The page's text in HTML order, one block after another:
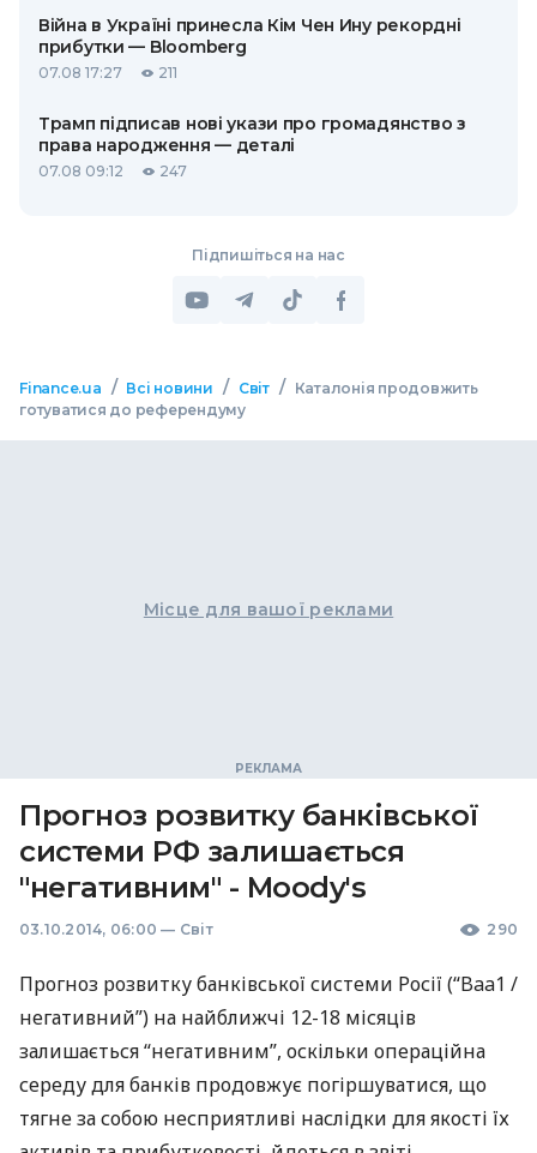
Війна в Україні принесла Кім Чен Ину рекордні
прибутки — Bloomberg
07.08 17:27 211
Трамп підписав нові укази про громадянство з
права народження — деталі
07.08 09:12 247
Підпишіться на нас
Finance.ua / Всі новини / Світ /
Каталонія продовжить
готуватися до референдуму
Місце для вашої реклами
Прогноз розвитку банківської
системи РФ залишається
"негативним" - Moody's
03.10.2014, 06:00 — Світ 290
Прогноз розвитку банківської системи Росії (“Baa1 /
негативний”) на найближчі 12-18 місяців
залишається “негативним”, оскільки операційна
середу для банків продовжує погіршуватися, що
тягне за собою несприятливі наслідки для якості їх